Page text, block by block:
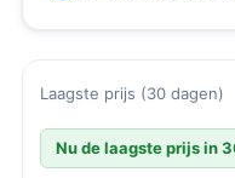
Laagste prijs (30 dagen)
Nu de laagste prijs in